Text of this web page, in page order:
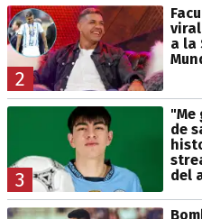
2
a la
3
"Me
de
del